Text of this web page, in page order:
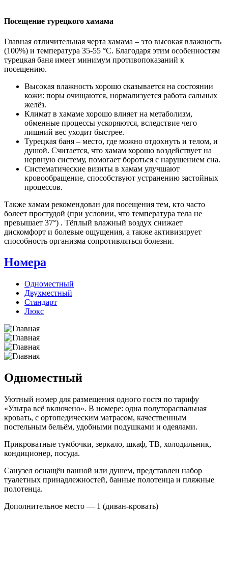
Посещение турецкого хамама
Главная отличительная черта хамама – это высокая влажность
(100%) и температура 35-55 °C. Благодаря этим особенностям
турецкая баня имеет минимум противопоказаний к
посещению.
Высокая влажность хорошо сказывается на состоянии
кожи: поры очищаются, нормализуется работа сальных
желёз.
Климат в хамаме хорошо влияет на метаболизм,
обменные процессы ускоряются, вследствие чего
лишний вес уходит быстрее.
Турецкая баня – место, где можно отдохнуть и телом, и
душой. Считается, что хамам хорошо воздействует на
нервную систему, помогает бороться с нарушением сна.
Систематические визиты в хамам улучшают
кровообращение, способствуют устранению застойных
процессов.
Также хамам рекомендован для посещения тем, кто часто
болеет простудой (при условии, что температура тела не
превышает 37°) . Тёплый влажный воздух снижает
дискомфорт и болевые ощущения, а также активизирует
способность организма сопротивляться болезни.
Номера
Одноместный
Двухместный
Стандарт
Люкс
Одноместный
Уютный номер для размещения одного гостя по тарифу
«Ультра всё включено». В номере: одна полутораспальная
кровать, с ортопедическим матрасом, качественным
постельным бельём, удобными подушками и одеялами.
Прикроватные тумбочки, зеркало, шкаф, ТВ, холодильник,
кондиционер, посуда.
Санузел оснащён ванной или душем, представлен набор
туалетных принадлежностей, банные полотенца и пляжные
полотенца.
Дополнительное место — 1 (диван-кровать)